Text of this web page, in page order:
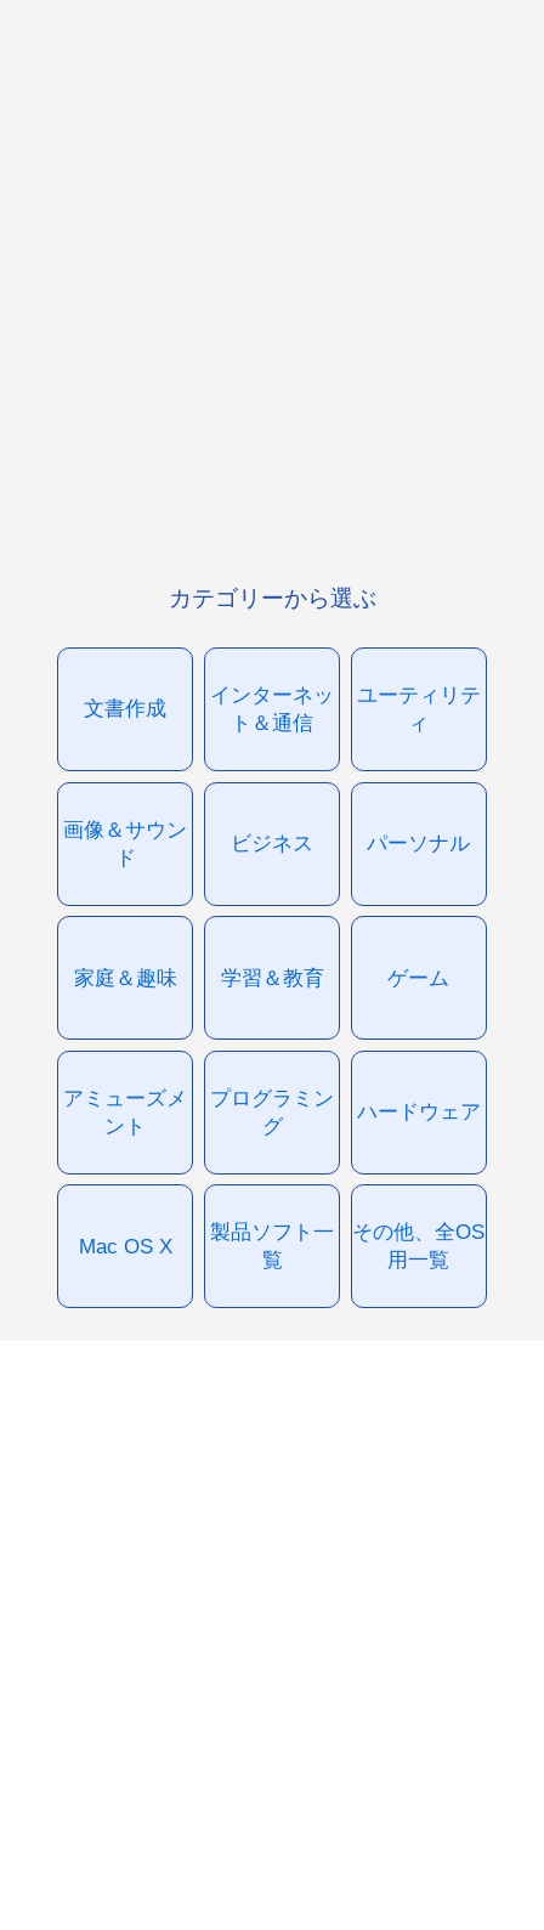
カテゴリーから選ぶ
文書作成
インターネッ
ト＆通信
ユーティリテ
ィ
画像＆サウン
ド
ビジネス パーソナル
家庭＆趣味 学習＆教育 ゲーム
アミューズメ
ント
プログラミン
グ
ハードウェア
Mac OS X
製品ソフト一
覧
その他、全OS
用一覧